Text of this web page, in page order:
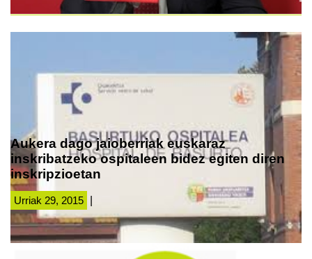
Aukera dago jaioberriak euskaraz
inskribatzeko ospitaleen bidez egiten diren
inskripzioetan
Urriak 29, 2015